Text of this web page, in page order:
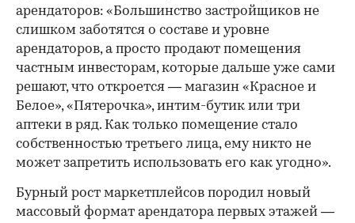
арендаторов: «Большинство застройщиков не
слишком заботятся о составе и уровне
арендаторов, а просто продают помещения
частным инвесторам, которые дальше уже сами
решают, что откроется — магазин «Красное и
Белое», «Пятерочка», интим-бутик или три
аптеки в ряд. Как только помещение стало
собственностью третьего лица, ему никто не
может запретить использовать его как угодно».
Бурный рост маркетплейсов породил новый
массовый формат арендатора первых этажей —